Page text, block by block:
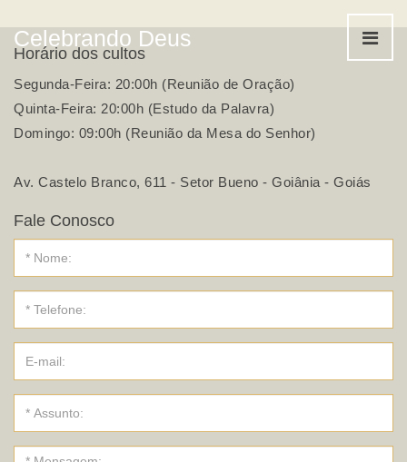
Celebrando Deus
Horário dos cultos
Segunda-Feira: 20:00h (Reunião de Oração)
Quinta-Feira: 20:00h (Estudo da Palavra)
Domingo: 09:00h (Reunião da Mesa do Senhor)
Av. Castelo Branco, 611 - Setor Bueno - Goiânia - Goiás
Fale Conosco